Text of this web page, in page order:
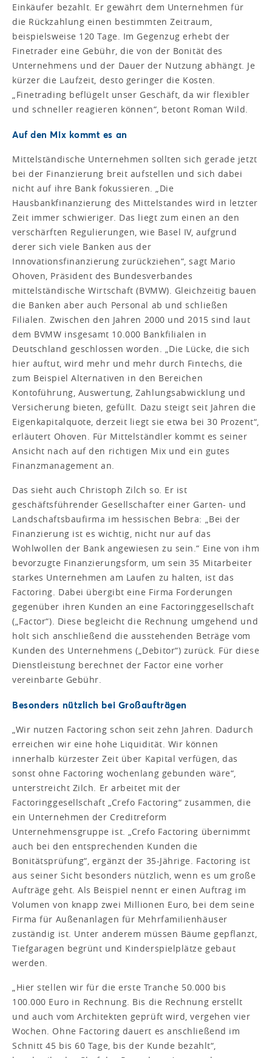
Einkäufer bezahlt. Er gewährt dem Unternehmen für
die Rückzahlung einen bestimmten Zeitraum,
beispielsweise 120 Tage. Im Gegenzug erhebt der
Finetrader eine Gebühr, die von der Bonität des
Unternehmens und der Dauer der Nutzung abhängt. Je
kürzer die Laufzeit, desto geringer die Kosten.
„Finetrading beflügelt unser Geschäft, da wir flexibler
und schneller reagieren können“, betont Roman Wild.
Auf den Mix kommt es an
Mittelständische Unternehmen sollten sich gerade jetzt
bei der Finanzierung breit aufstellen und sich dabei
nicht auf ihre Bank fokussieren. „Die
Hausbankfinanzierung des Mittelstandes wird in letzter
Zeit immer schwieriger. Das liegt zum einen an den
verschärften Regulierungen, wie Basel IV, aufgrund
derer sich viele Banken aus der
Innovationsfinanzierung zurückziehen“, sagt Mario
Ohoven, Präsident des Bundesverbandes
mittelständische Wirtschaft (BVMW). Gleichzeitig bauen
die Banken aber auch Personal ab und schließen
Filialen. Zwischen den Jahren 2000 und 2015 sind laut
dem BVMW insgesamt 10.000 Bankfilialen in
Deutschland geschlossen worden. „Die Lücke, die sich
hier auftut, wird mehr und mehr durch Fintechs, die
zum Beispiel Alternativen in den Bereichen
Kontoführung, Auswertung, Zahlungsabwicklung und
Versicherung bieten, gefüllt. Dazu steigt seit Jahren die
Eigenkapitalquote, derzeit liegt sie etwa bei 30 Prozent“,
erläutert Ohoven. Für Mittelständler kommt es seiner
Ansicht nach auf den richtigen Mix und ein gutes
Finanzmanagement an.
Das sieht auch Christoph Zilch so. Er ist
geschäftsführender Gesellschafter einer Garten- und
Landschaftsbaufirma im hessischen Bebra: „Bei der
Finanzierung ist es wichtig, nicht nur auf das
Wohlwollen der Bank angewiesen zu sein.“ Eine von ihm
bevorzugte Finanzierungsform, um sein 35 Mitarbeiter
starkes Unternehmen am Laufen zu halten, ist das
Factoring. Dabei übergibt eine Firma Forderungen
gegenüber ihren Kunden an eine Factoringgesellschaft
(„Factor“). Diese begleicht die Rechnung umgehend und
holt sich anschließend die ausstehenden Beträge vom
Kunden des Unternehmens („Debitor“) zurück. Für diese
Dienstleistung berechnet der Factor eine vorher
vereinbarte Gebühr.
Besonders nützlich bei Großaufträgen
„Wir nutzen Factoring schon seit zehn Jahren. Dadurch
erreichen wir eine hohe Liquidität. Wir können
innerhalb kürzester Zeit über Kapital verfügen, das
sonst ohne Factoring wochenlang gebunden wäre“,
unterstreicht Zilch. Er arbeitet mit der
Factoringgesellschaft „Crefo Factoring“ zusammen, die
ein Unternehmen der Creditreform
Unternehmensgruppe ist. „Crefo Factoring übernimmt
auch bei den entsprechenden Kunden die
Bonitätsprüfung“, ergänzt der 35-Jährige. Factoring ist
aus seiner Sicht besonders nützlich, wenn es um große
Aufträge geht. Als Beispiel nennt er einen Auftrag im
Volumen von knapp zwei Millionen Euro, bei dem seine
Firma für Außenanlagen für Mehrfamilienhäuser
zuständig ist. Unter anderem müssen Bäume gepflanzt,
Tiefgaragen begrünt und Kinderspielplätze gebaut
werden.
„Hier stellen wir für die erste Tranche 50.000 bis
100.000 Euro in Rechnung. Bis die Rechnung erstellt
und auch vom Architekten geprüft wird, vergehen vier
Wochen. Ohne Factoring dauert es anschließend im
Schnitt 45 bis 60 Tage, bis der Kunde bezahlt“,